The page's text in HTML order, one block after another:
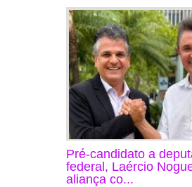
Pré-candidato a
federal, Laércio
aliança co...